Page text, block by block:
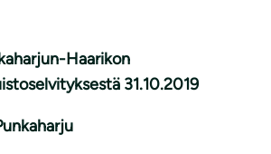
Haarikon
31.10.2019